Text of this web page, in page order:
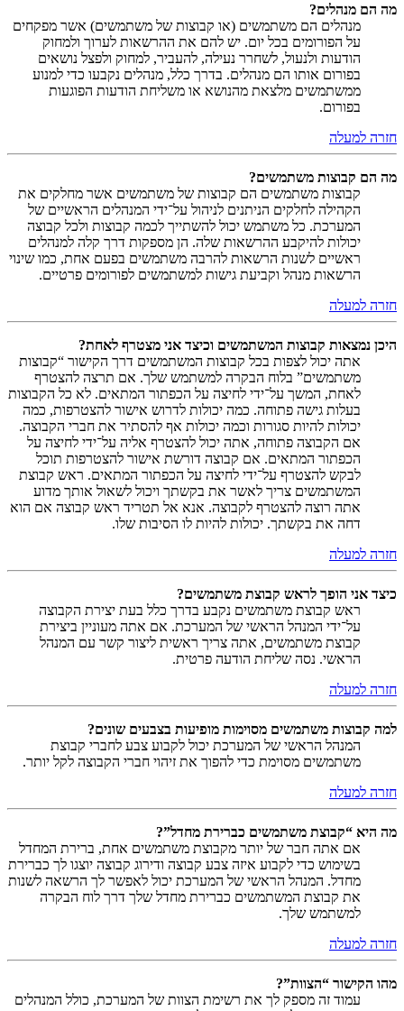
מה הם מנהלים?
מנהלים הם משתמשים (או קבוצות של משתמשים) אשר מפקחים
על הפורומים בכל יום. יש להם את ההרשאות לערוך ולמחוק
הודעות ולנעול, לשחרר נעילה, להעביר, למחוק ולפצל נושאים
בפורום אותו הם מנהלים. בדרך כלל, מנהלים נקבעו כדי למנוע
ממשתמשים מלצאת מהנושא או משליחת הודעות הפוגעות
בפורום.
חזרה למעלה
מה הם קבוצות משתמשים?
קבוצות משתמשים הם קבוצות של משתמשים אשר מחלקים את
הקהילה לחלקים הניתנים לניהול על־ידי המנהלים הראשיים של
המערכת. כל משתמש יכול להשתייך לכמה קבוצות ולכל קבוצה
יכולות להיקבע ההרשאות שלה. הן מספקות דרך קלה למנהלים
ראשיים לשנות הרשאות להרבה משתמשים בפעם אחת, כמו שינוי
הרשאות מנהל וקביעת גישות למשתמשים לפורומים פרטיים.
חזרה למעלה
היכן נמצאות קבוצות המשתמשים וכיצד אני מצטרף לאחת?
אתה יכול לצפות בכל קבוצות המשתמשים דרך הקישור “קבוצות
משתמשים” בלוח הבקרה למשתמש שלך. אם תרצה להצטרף
לאחת, המשך על־ידי לחיצה על הכפתור המתאים. לא כל הקבוצות
בעלות גישה פתוחה. כמה יכולות לדרוש אישור להצטרפות, כמה
יכולות להיות סגורות וכמה יכולות אף להסתיר את חברי הקבוצה.
אם הקבוצה פתוחה, אתה יכול להצטרף אליה על־ידי לחיצה על
הכפתור המתאים. אם קבוצה דורשת אישור להצטרפות תוכל
לבקש להצטרף על־ידי לחיצה על הכפתור המתאים. ראש קבוצת
המשתמשים צריך לאשר את בקשתך ויכול לשאול אותך מדוע
אתה רוצה להצטרף לקבוצה. אנא אל תטריד ראש קבוצה אם הוא
דחה את בקשתך. יכולות להיות לו הסיבות שלו.
חזרה למעלה
כיצד אני הופך לראש קבוצת משתמשים?
ראש קבוצת משתמשים נקבע בדרך כלל בעת יצירת הקבוצה
על־ידי המנהל הראשי של המערכת. אם אתה מעוניין ביצירת
קבוצת משתמשים, אתה צריך ראשית ליצור קשר עם המנהל
הראשי. נסה שליחת הודעה פרטית.
חזרה למעלה
למה קבוצות משתמשים מסוימות מופיעות בצבעים שונים?
המנהל הראשי של המערכת יכול לקבוע צבע לחברי קבוצת
משתמשים מסוימת כדי להפוך את זיהוי חברי הקבוצה לקל יותר.
חזרה למעלה
מה היא “קבוצת משתמשים כברירת מחדל”?
אם אתה חבר של יותר מקבוצת משתמשים אחת, ברירת המחדל
בשימוש כדי לקבוע איזה צבע קבוצה ודירוג קבוצה יוצגו לך כברירת
מחדל. המנהל הראשי של המערכת יכול לאפשר לך הרשאה לשנות
את קבוצת המשתמשים כברירת מחדל שלך דרך לוח הבקרה
למשתמש שלך.
חזרה למעלה
מהו הקישור “הצוות”?
עמוד זה מספק לך את רשימת הצוות של המערכת, כולל המנהלים